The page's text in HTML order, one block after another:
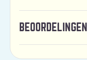
BEOORDELINGEN